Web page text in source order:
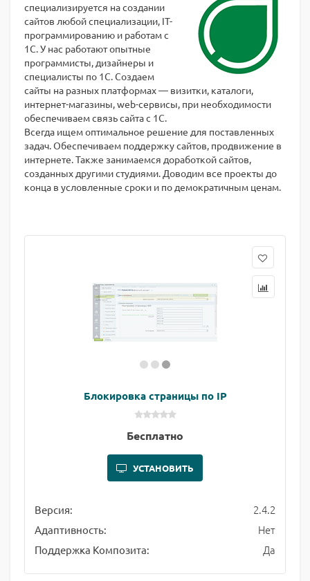
специализируется на создании
сайтов любой специализации, IT-
программированию и работам с
1С. У нас работают опытные
программисты, дизайнеры и
специалисты по 1С. Создаем
сайты на разных платформах — визитки, каталоги,
интернет-магазины, web-сервисы, при необходимости
обеспечиваем связь сайта с 1С.
Всегда ищем оптимальное решение для поставленных
задач. Обеспечиваем поддержку сайтов, продвижение в
интернете. Также занимаемся доработкой сайтов,
созданных другими студиями. Доводим все проекты до
конца в условленные сроки и по демократичным ценам.
Блокировка страницы по IP
Бесплатно
УСТАНОВИТЬ
Версия: 2.4.2
Адаптивность: Нет
Поддержка Композита: Да